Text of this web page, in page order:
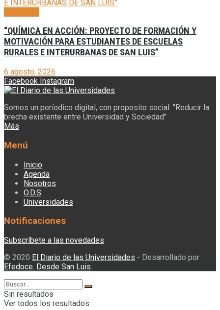
“QUÍMICA EN ACCIÓN: PROYECTO DE FORMACIÓN Y
MOTIVACIÓN PARA ESTUDIANTES DE ESCUELAS
RURALES E INTERURBANAS DE SAN LUIS”
6 agosto, 2026
Facebook Instagram
Somos un períodico digital, con proposito social: "Reducir la
brecha existente entre Universidad y Sociedad"
Más
Menú
Inicio
Agenda
Nosotros
O.D.S
Universidades
Notificaciones
Subscríbete a las novedades
© 2020 El Diario de las Universidades - Desarrollado por
Efedoce. Desde San Luis.
Sin resultados
Ver todos los resultados